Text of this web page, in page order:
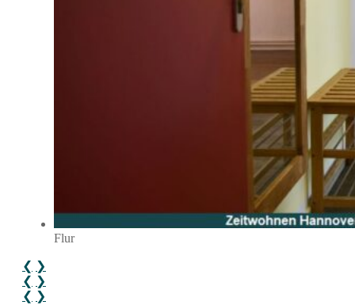
Flur
❮ ❯
❮ ❯
❮ ❯